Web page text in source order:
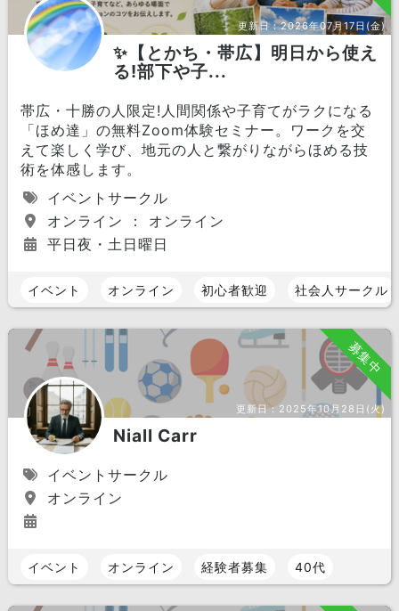
更新日：2026年07月17日(金)
✨【とかち・帯広】明日から使え
る!部下や子...
帯広・十勝の人限定!人間関係や子育てがラクになる
「ほめ達」の無料Zoom体験セミナー。ワークを交
えて楽しく学び、地元の人と繋がりながらほめる技
術を体感します。
イベントサークル
オンライン ： オンライン
平日夜・土日曜日
イベント オンライン 初心者歓迎 社会人サークル
募集中
更新日： 2025年10月28日(火)
Niall Carr
イベントサークル
オンライン
イベント オンライン 経験者募集 40代